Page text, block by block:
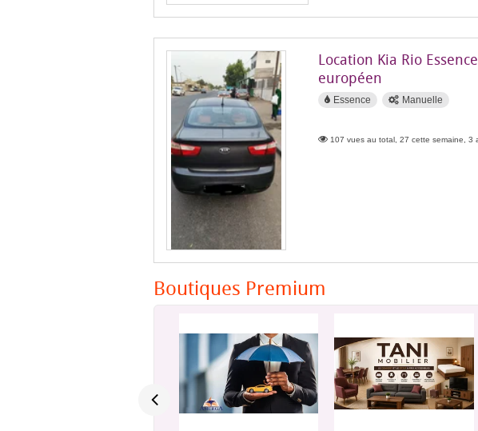
Location Kia Rio
européen
Essence
Manuelle
107 vues au total, 27 cette semaine, 3
Boutiques Premium